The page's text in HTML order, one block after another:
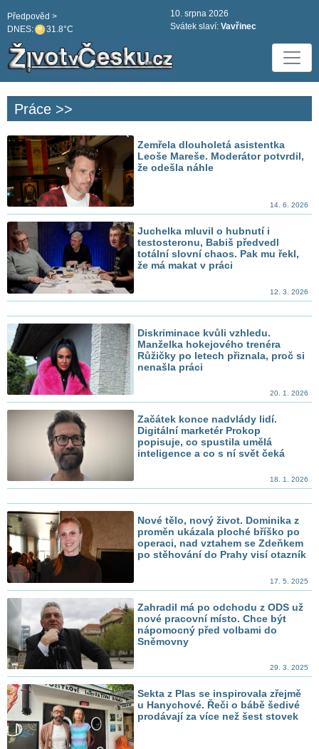
DNES: 31.8°C
Předpověd >
10. srpna 2026
Svátek slaví: Vavřinec
Práce >>
Zemřela dlouholetá asistentka
Leoše Mareše. Moderátor potvrdil,
že odešla náhle
14. 6. 2026
Juchelka mluvil o hubnutí i
testosteronu, Babiš předvedl
totální slovní chaos. Pak mu řekl,
že má makat v práci
12. 3. 2026
Diskriminace kvůli vzhledu.
Manželka hokejového trenéra
Růžičky po letech přiznala, proč si
nenašla práci
20. 1. 2026
Začátek konce nadvlády lidí.
Digitální marketér Prokop
popisuje, co spustila umělá
inteligence a co s ní svět čeká
18. 1. 2026
Nové tělo, nový život. Dominika z
proměn ukázala ploché bříško po
operaci, nad vztahem se Zdeňkem
po stěhování do Prahy visí otazník
17. 5. 2025
Zahradil má po odchodu z ODS už
nové pracovní místo. Chce být
nápomocný před volbami do
Sněmovny
29. 3. 2025
Sekta z Plas se inspirovala zřejmě
u Hanychové. Řeči o bábě šedivé
prodávají za více než šest stovek